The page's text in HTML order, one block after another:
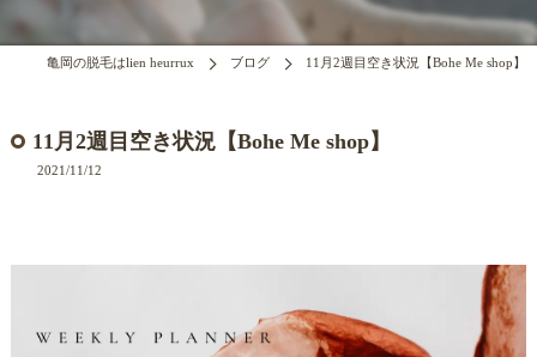
亀岡の脱毛はlien heurrux ブログ 11月2週目空き状況【Bohe Me shop】
11月2週目空き状況【Bohe Me shop】
2021/11/12